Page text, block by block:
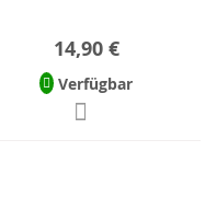
14,90 €
Verfügbar